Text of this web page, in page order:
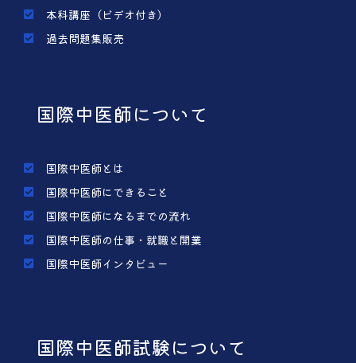
本科講座（ビデオ付き）
過去問題集販売
国際中医師について
国際中医師とは
国際中医師にできること
国際中医師になるまでの流れ
国際中医師の仕事・就職と開業
国際中医師インタビュー
国際中医師試験について